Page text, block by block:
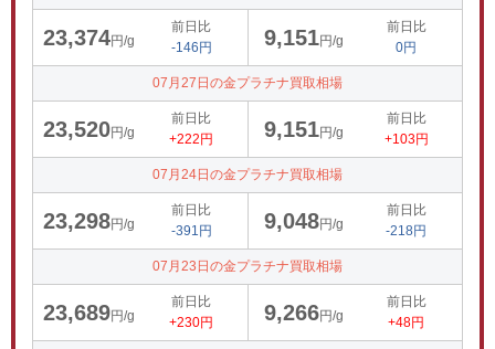
23,374円/g
前日比
-146円
9,151円/g
前日比
0円
07月27日の金プラチナ買取相場
23,520円/g
前日比
+222円
9,151円/g
前日比
+103円
07月24日の金プラチナ買取相場
23,298円/g
前日比
-391円
9,048円/g
前日比
-218円
07月23日の金プラチナ買取相場
23,689円/g
前日比
+230円
9,266円/g
前日比
+48円